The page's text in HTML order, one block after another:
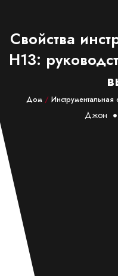
Свойства
H13:
Дом / Инструментальная
Джон